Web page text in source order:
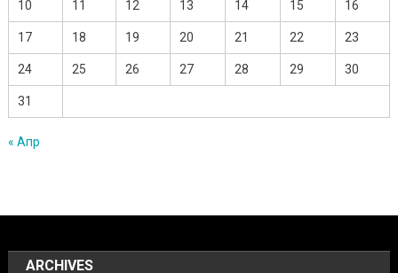
10 11 12 13 14 15 16
17 18 19 20 21 22 23
24 25 26 27 28 29 30
31
« Апр
ARCHIVES